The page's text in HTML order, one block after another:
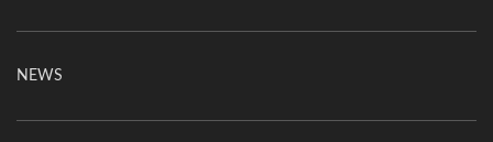
NEWS